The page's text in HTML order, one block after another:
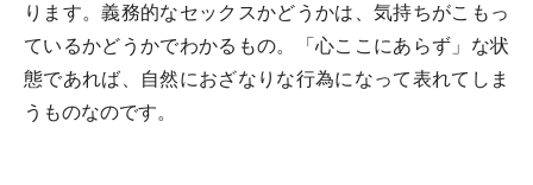
ります。義務的なセックスかどうかは、気持ちがこもっ
ているかどうかでわかるもの。「心ここにあらず」な状
態であれば、自然におざなりな行為になって表れてしま
うものなのです。